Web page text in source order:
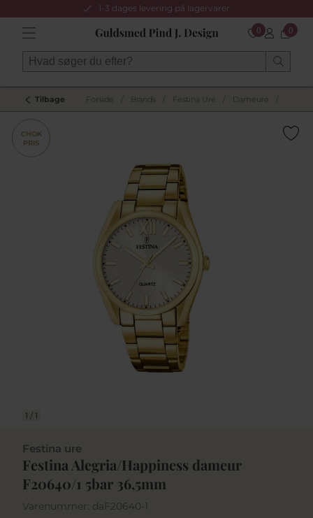
1-3 dages levering på lagervarer
0 0
Tilbage Forside Brands Festina Ure Dameure
CHOK
PRIS
1 / 1
Festina ure
Festina Alegria/Happiness dameur
F20640/1 5bar 36,5mm
Varenummer: daF20640-1